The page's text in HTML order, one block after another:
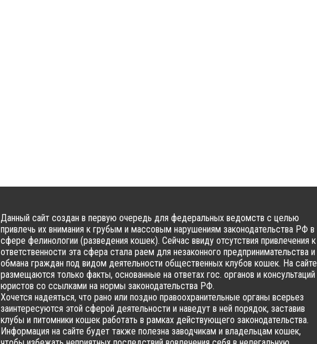
Данный сайт создан в первую очередь для федеральных ведомств с целью
привлечь их внимания к грубым и массовым нарушениям законодательства РФ в
сфере фелинологии (разведения кошек). Сейчас ввиду отсутствия привлечения к
ответственности эта сфера стала раем для незаконного предпринимательства и
обмана граждан под видом деятельности общественных клубов кошек. На сайте
размещаются только факты, основанные на ответах гос. органов и консультаций
юристов со ссылками на нормы законодательства РФ.
Хочется надеяться, что рано или поздно правоохранительные органы всерьез
заинтересуются этой сферой деятельности и наведут в ней порядок, заставив
клубы и питомники кошек работать в рамках действующего законодательства.
Информация на сайте будет также полезна заводчикам и владельцам кошек,